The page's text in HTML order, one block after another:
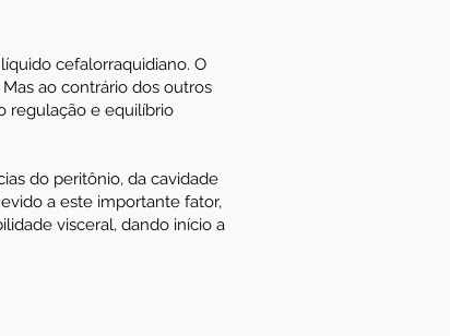
cefalorraquidiano. O
ao contrário dos outros
regulação e equilíbrio
do peritônio, da cavidade
a este importante fator,
visceral, dando início a